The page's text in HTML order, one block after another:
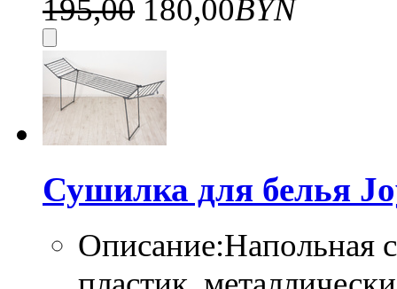
195,00 180,00BYN
Сушилка для белья
Описание:Напольная